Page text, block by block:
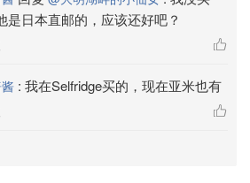
是日本直邮的，应该还好吧？
: 我在Selfridge买的，现在亚米也有